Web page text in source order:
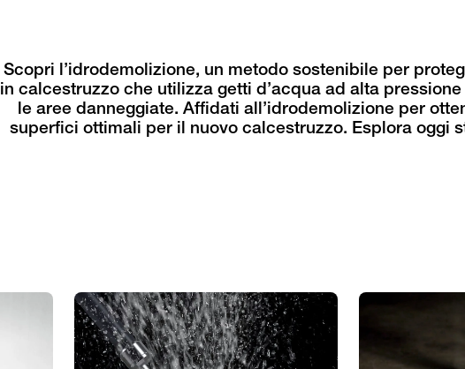
Scopri l’idrodemolizione, un metodo sostenibile per
in calcestruzzo che utilizza getti d’acqua ad alta
le aree danneggiate. Affidati all’idrodemolizione per
superfici ottimali per il nuovo calcestruzzo. Esplora oggi